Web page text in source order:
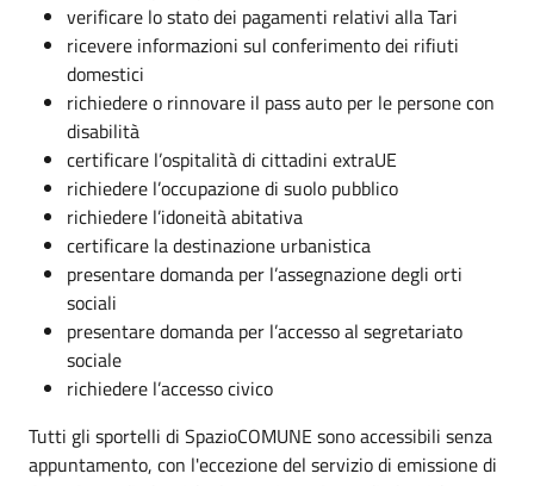
verificare lo stato dei pagamenti relativi alla Tari
ricevere informazioni sul conferimento dei rifiuti
domestici
richiedere o rinnovare il pass auto per le persone con
disabilità
certificare l’ospitalità di cittadini extraUE
richiedere l’occupazione di suolo pubblico
richiedere l’idoneità abitativa
certificare la destinazione urbanistica
presentare domanda per l’assegnazione degli orti
sociali
presentare domanda per l’accesso al segretariato
sociale
richiedere l’accesso civico
Tutti gli sportelli di SpazioCOMUNE sono accessibili senza
appuntamento, con l'eccezione del servizio di emissione di